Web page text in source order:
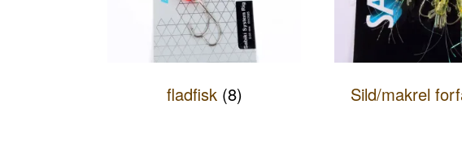
fladfisk (8) Sild/makrel